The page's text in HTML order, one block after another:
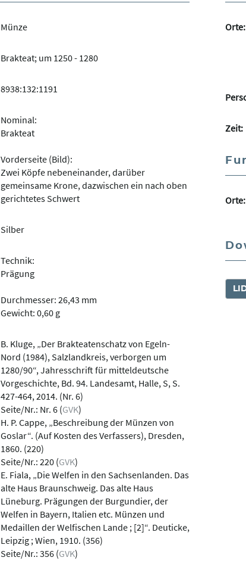
Münze
Brakteat; um 1250 - 1280
8938:132:1191
Nominal:
Brakteat
Vorderseite (Bild):
Zwei Köpfe nebeneinander, darüber
gemeinsame Krone, dazwischen ein nach oben
gerichtetes Schwert
Silber
Technik:
Prägung
Durchmesser: 26,43 mm
Gewicht: 0,60 g
B. Kluge, „Der Brakteatenschatz von Egeln-
Nord (1984), Salzlandkreis, verborgen um
1280/90“, Jahresschrift für mitteldeutsche
Vorgeschichte, Bd. 94. Landesamt, Halle, S, S.
427-464, 2014. (Nr. 6)
Seite/Nr.: Nr. 6 (GVK)
H. P. Cappe, „Beschreibung der Münzen von
Goslar“. (Auf Kosten des Verfassers), Dresden,
1860. (220)
Seite/Nr.: 220 (GVK)
E. Fiala, „Die Welfen in den Sachsenlanden. Das
alte Haus Braunschweig. Das alte Haus
Lüneburg. Prägungen der Burgundier, der
Welfen in Bayern, Italien etc. Münzen und
Medaillen der Welfischen Lande ; [2]“. Deuticke,
Leipzig ; Wien, 1910. (356)
Seite/Nr.: 356 (GVK)
Orte:
Zeit:
Orte: